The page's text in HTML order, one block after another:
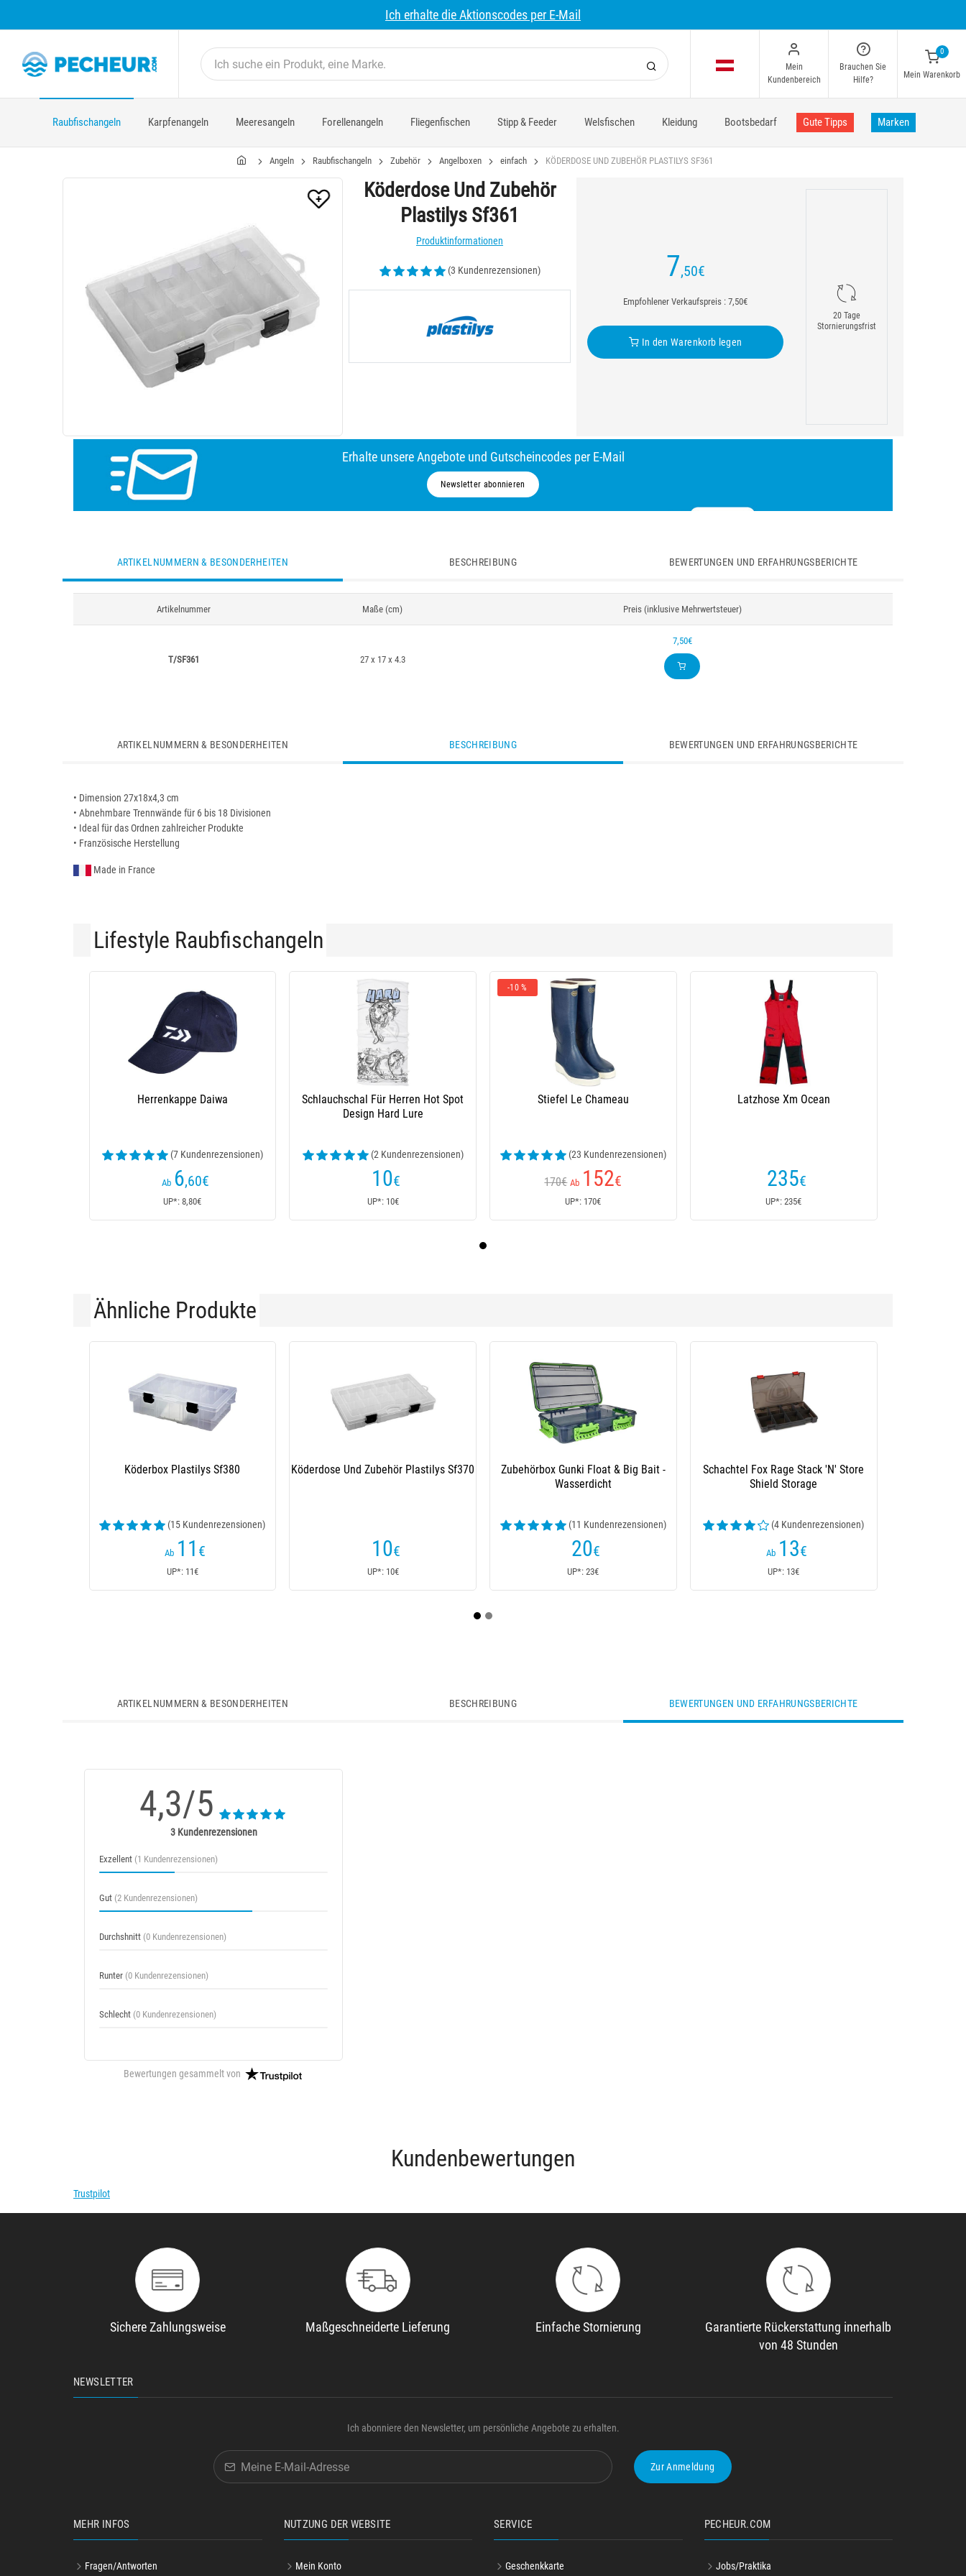
Ich erhalte die Aktionscodes per E-Mail
Mein
Kundenbereich
Brauchen Sie
Hilfe?
0
Mein Warenkorb
Raubfischangeln Karpfenangeln Meeresangeln Forellenangeln Fliegenfischen Stipp & Feeder Welsfischen Kleidung Bootsbedarf Gute Tipps Marken
Angeln Raubfischangeln Zubehör Angelboxen einfach KÖDERDOSE UND ZUBEHÖR PLASTILYS SF361
Köderdose Und Zubehör
Plastilys Sf361
Produktinformationen
(3 Kundenrezensionen) 7,50€
Empfohlener Verkaufspreis : 7,50€
In den Warenkorb legen
20 Tage
Stornierungsfrist
Erhalte unsere Angebote und Gutscheincodes per E-Mail
Newsletter abonnieren
ARTIKELNUMMERN & BESONDERHEITEN BESCHREIBUNG BEWERTUNGEN UND ERFAHRUNGSBERICHTE
Artikelnummer Maße (cm) Preis (inklusive Mehrwertsteuer)
T/SF361 27 x 17 x 4.3
7,50€
ARTIKELNUMMERN & BESONDERHEITEN BESCHREIBUNG BEWERTUNGEN UND ERFAHRUNGSBERICHTE
• Dimension 27x18x4,3 cm
• Abnehmbare Trennwände für 6 bis 18 Divisionen
• Ideal für das Ordnen zahlreicher Produkte
• Französische Herstellung
Made in France
Lifestyle Raubfischangeln
Herrenkappe Daiwa
(7 Kundenrezensionen)
Ab 6,60€
UP*: 8,80€
Schlauchschal Für Herren Hot Spot
Design Hard Lure
(2 Kundenrezensionen)
10€
UP*: 10€
-10 %
Stiefel Le Chameau
(23 Kundenrezensionen)
170€ Ab 152€
UP*: 170€
Latzhose Xm Ocean
235€
UP*: 235€
Ähnliche Produkte
Köderbox Plastilys Sf380
(15 Kundenrezensionen)
11€
Köderdose Und Zubehör Plastilys Sf370
Zubehörbox Gunki Float & Big Bait -
Wasserdicht
(11 Kundenrezensionen)
UP*: 23€
Schachtel Fox Rage Stack 'N' Store
Shield Storage
(4 Kundenrezensionen)
13€
UP*: 13€
ARTIKELNUMMERN & BESONDERHEITEN BESCHREIBUNG BEWERTUNGEN UND ERFAHRUNGSBERICHTE
4,3/5
3 Kundenrezensionen
Exzellent (1 Kundenrezensionen)
Gut (2 Kundenrezensionen)
Durchshnitt (0 Kundenrezensionen)
Runter (0 Kundenrezensionen)
Schlecht (0 Kundenrezensionen)
Bewertungen gesammelt von
Kundenbewertungen
Trustpilot
Sichere Zahlungsweise Maßgeschneiderte Lieferung Einfache Stornierung
Garantierte Rückerstattung innerhalb
von 48 Stunden
NEWSLETTER
Ich abonniere den Newsletter, um persönliche Angebote zu erhalten.
Zur Anmeldung
MEHR INFOS
Fragen/Antworten
NUTZUNG DER WEBSITE
Mein Konto
SERVICE
Geschenkkarte
PECHEUR.COM
Jobs/Praktika